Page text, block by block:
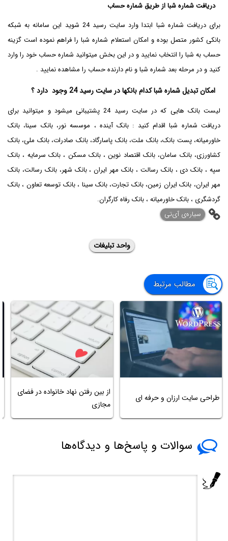
دریافت شماره شبا از طریق شماره حساب
برای دریافت شماره شبا ابتدا وارد سایت رسید 24 شوید این سامانه به شبکه
بانکی کشور متصل بوده و امکان استعلام شماره شبا را فراهم نموده است گزینه
حساب به شبا را انتخاب نمایید و در این بخش میتوانید شماره حساب خود را وارد
کنید و در مرحله بعد شماره شبا و نام دارنده حساب را مشاهده نمایید .
امکان تبدیل شماره شبا کدام بانکها در سایت رسید 24 وجود دارد ؟
لیست بانک هایی که در سایت رسید 24 پشتیبانی میشود و میتوانید برای
دریافت شماره شبا اقدام کنید : بانک آینده ، موسسه نور، بانک سینا، بانک
خاورمیانه، پست بانک، بانک ملت، بانک پاسارگاد، بانک صادرات، بانک ملی، بانک
کشاورزی، بانک سامان، بانک اقتصاد نوین ، بانک مسکن ، بانک سرمایه ، بانک
سپه ، بانک دی ، بانک رسالت ، بانک مهر ایران ، بانک شهر، بانک رسالت، بانک
مهر ایران، بانک ایران زمین، بانک تجارت، بانک سینا ، بانک توسعه تعاون ، بانک
گردشگری ، بانک خاورمیانه ، بانک رفاه کارگران.
‌سیاره‌ی آی‌تی
واحد تبلیغات
مطالب مرتبط
طراحی سایت ارزان و حرفه ای
از بین رفتن نهاد خانواده در فضای
مجازی
سوالات و پاسخ‌ها و دیدگاه‌ها